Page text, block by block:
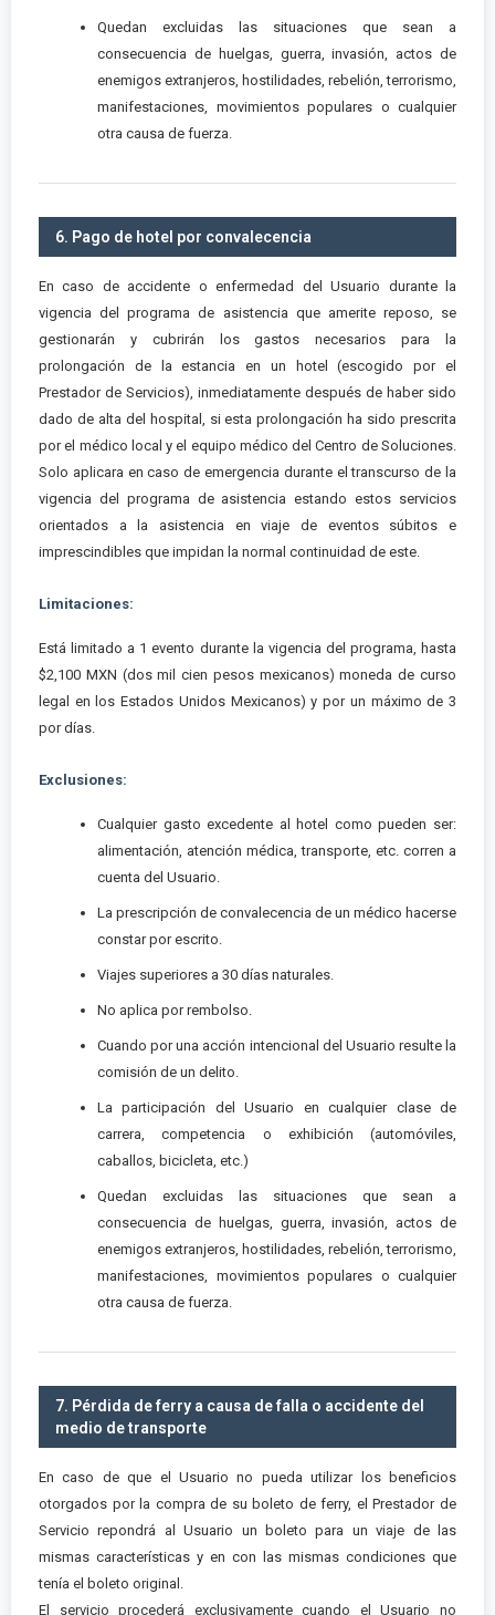
Quedan excluidas las situaciones que sean a
consecuencia de huelgas, guerra, invasión, actos de
enemigos extranjeros, hostilidades, rebelión, terrorismo,
manifestaciones, movimientos populares o cualquier
otra causa de fuerza.
6. Pago de hotel por convalecencia
En caso de accidente o enfermedad del Usuario durante la
vigencia del programa de asistencia que amerite reposo, se
gestionarán y cubrirán los gastos necesarios para la
prolongación de la estancia en un hotel (escogido por el
Prestador de Servicios), inmediatamente después de haber sido
dado de alta del hospital, si esta prolongación ha sido prescrita
por el médico local y el equipo médico del Centro de Soluciones.
Solo aplicara en caso de emergencia durante el transcurso de la
vigencia del programa de asistencia estando estos servicios
orientados a la asistencia en viaje de eventos súbitos e
imprescindibles que impidan la normal continuidad de este.
Limitaciones:
Está limitado a 1 evento durante la vigencia del programa, hasta
$2,100 MXN (dos mil cien pesos mexicanos) moneda de curso
legal en los Estados Unidos Mexicanos) y por un máximo de 3
por días.
Exclusiones:
Cualquier gasto excedente al hotel como pueden ser:
alimentación, atención médica, transporte, etc. corren a
cuenta del Usuario.
La prescripción de convalecencia de un médico hacerse
constar por escrito.
Viajes superiores a 30 días naturales.
No aplica por rembolso.
Cuando por una acción intencional del Usuario resulte la
comisión de un delito.
La participación del Usuario en cualquier clase de
carrera, competencia o exhibición (automóviles,
caballos, bicicleta, etc.)
Quedan excluidas las situaciones que sean a
consecuencia de huelgas, guerra, invasión, actos de
enemigos extranjeros, hostilidades, rebelión, terrorismo,
manifestaciones, movimientos populares o cualquier
otra causa de fuerza.
7. Pérdida de ferry a causa de falla o accidente del
medio de transporte
En caso de que el Usuario no pueda utilizar los beneficios
otorgados por la compra de su boleto de ferry, el Prestador de
Servicio repondrá al Usuario un boleto para un viaje de las
mismas características y en con las mismas condiciones que
tenía el boleto original.
El servicio procederá exclusivamente cuando el Usuario no